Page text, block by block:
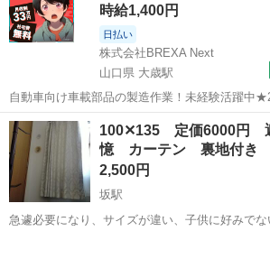
時給1,400円
日払い
株式会社BREXA Next
山口県 大歳駅
自動車向け車載部品の製造作業！未経験活躍中
中！友達同士での応募OK！備品付きワンルーム
社負担！生活支援物資事前対応可◎格安食堂利
♪《山口県山口市》 人気の工...
山口 山口市 大歳駅 その他
100✕135 定価6000円
憶 カーテン 裏地付き
2,500円
坂駅
急遽必要になり、サイズが違い、子供に好みで